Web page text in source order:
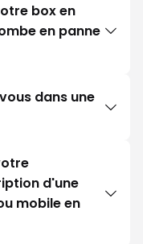
box en
en panne
dans une
d'une
mobile en